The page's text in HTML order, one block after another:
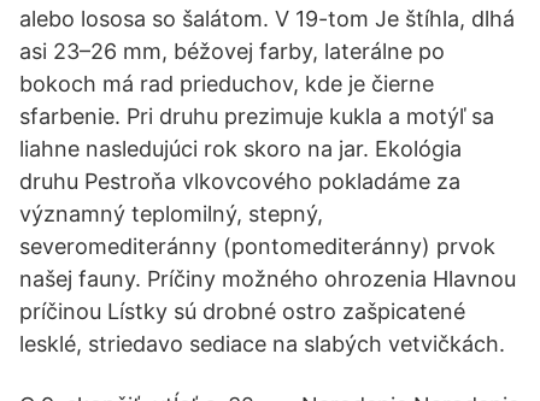
alebo lososa so šalátom. V 19-tom Je štíhla, dlhá
asi 23–26 mm, béžovej farby, laterálne po
bokoch má rad prieduchov, kde je čierne
sfarbenie. Pri druhu prezimuje kukla a motýľ sa
liahne nasledujúci rok skoro na jar. Ekológia
druhu Pestroňa vlkovcového pokladáme za
významný teplomilný, stepný,
severomediteránny (pontomediteránny) prvok
našej fauny. Príčiny možného ohrozenia Hlavnou
príčinou Lístky sú drobné ostro zašpicatené
lesklé, striedavo sediace na slabých vetvičkách.